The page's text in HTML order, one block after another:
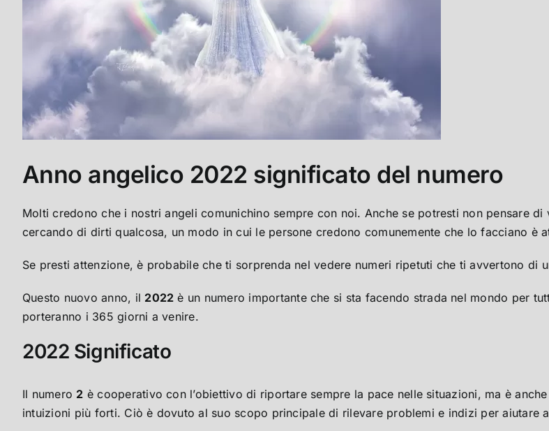
Anno angelico 2022 significato del numero
Molti credono che i nostri angeli comunichino sempre con noi. Anche se potresti non pensare
cercando di dirti qualcosa, un modo in cui le persone credono comunemente che lo facciano è
Se presti attenzione, è probabile che ti sorprenda nel vedere numeri ripetuti che ti avvertono di
Questo nuovo anno, il 2022 è un numero importante che si sta facendo strada nel mondo per
porteranno i 365 giorni a venire.
2022 Significato
Il numero 2 è cooperativo con l’obiettivo di riportare sempre la pace nelle situazioni, ma è anche
intuizioni più forti. Ciò è dovuto al suo scopo principale di rilevare problemi e indizi per aiutare